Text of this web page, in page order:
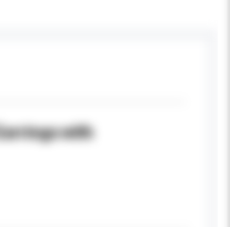
with